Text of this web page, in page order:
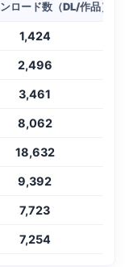
ロード数（DL/作品）
1,424
2,496
3,461
8,062
18,632
9,392
7,723
7,254